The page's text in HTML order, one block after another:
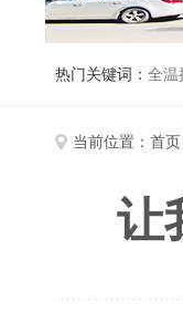
热门关键词： 全温
当前位置： 首页
让